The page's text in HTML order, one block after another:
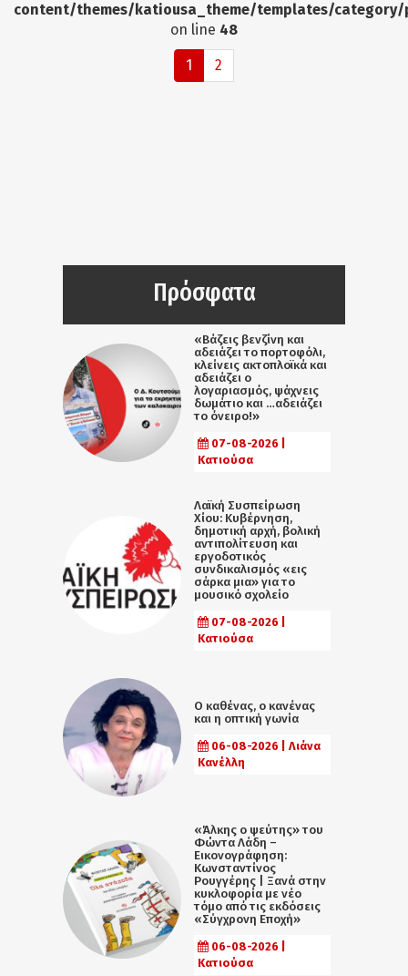
content/themes/katiousa_theme/templates/
on line 48
1 2
Πρόσφατα
«Βάζεις βενζίνη και
αδειάζει το πορτοφόλι,
κλείνεις ακτοπλοϊκά και
αδειάζει ο
λογαριασμός, ψάχνεις
δωμάτιο και …αδειάζει
το όνειρο!»
07-08-2026 |
Κατιούσα
Λαϊκή Συσπείρωση
Χίου: Κυβέρνηση,
δημοτική αρχή, βολική
αντιπολίτευση και
εργοδοτικός
συνδικαλισμός «εις
σάρκα μια» για το
μουσικό σχολείο
07-08-2026 |
Κατιούσα
Ο καθένας, ο κανένας
και η οπτική γωνία
06-08-2026 | Λιάνα
Κανέλλη
«Άλκης ο ψεύτης» του
Φώντα Λάδη –
Εικονογράφηση:
Κωνσταντίνος
Ρουγγέρης | Ξανά στην
κυκλοφορία με νέο
τόμο από τις εκδόσεις
«Σύγχρονη Εποχή»
06-08-2026 |
Κατιούσα